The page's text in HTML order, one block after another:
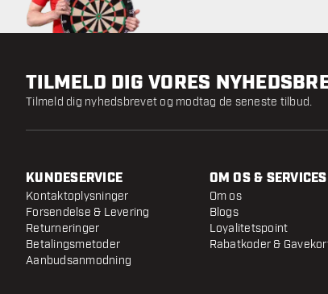
TILMELD DIG VORES
Tilmeld dig nyhedsbrevet og modtag de seneste tilbud.
KUNDESERVICE
Kontaktoplysninger
Forsendelse & Levering
Returneringer
Betalingsmetoder
Aanbudsanmodning
OM OS & SERVICES
Om os
Blogs
Loyalitetspoint
Rabatkoder &